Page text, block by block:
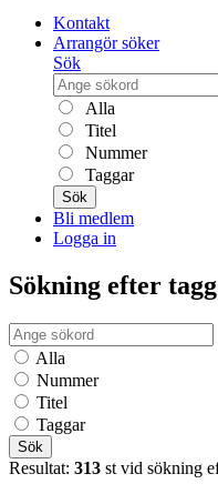
Kontakt
Arrangör söker
Sök
Alla
Titel
Nummer
Taggar
Sök
Bli medlem
Logga in
Sökning efter
Alla
Nummer
Titel
Taggar
Sök
Resultat: 313 st vid sökning